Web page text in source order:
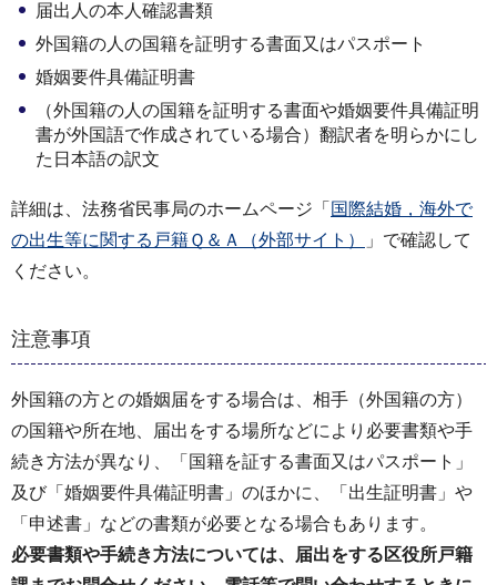
届出人の本人確認書類
外国籍の人の国籍を証明する書面又はパスポート
婚姻要件具備証明書
（外国籍の人の国籍を証明する書面や婚姻要件具備証明
書が外国語で作成されている場合）翻訳者を明らかにし
た日本語の訳文
詳細は、法務省民事局のホームページ「 国際結婚，海外で
の出生等に関する戸籍Ｑ＆Ａ（外部サイト）
」で確認して
ください。
注意事項
外国籍の方との婚姻届をする場合は、相手（外国籍の方）
の国籍や所在地、届出をする場所などにより必要書類や手
続き方法が異なり、「国籍を証する書面又はパスポート」
及び「婚姻要件具備証明書」のほかに、「出生証明書」や
「申述書」などの書類が必要となる場合もあります。
必要書類や手続き方法については、届出をする区役所戸籍